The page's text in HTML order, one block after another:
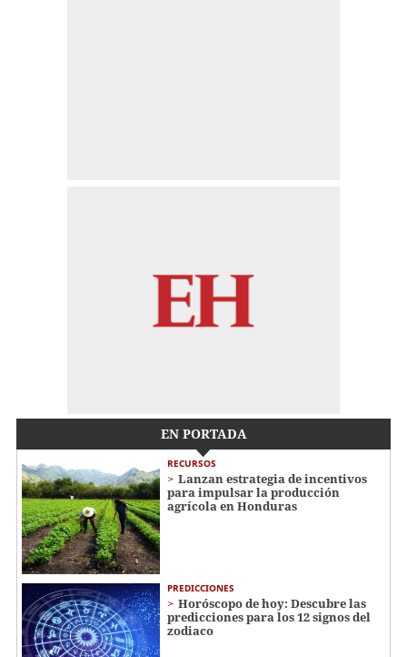
EN PORTADA
RECURSOS
Lanzan estrategia de incentivos
para impulsar la producción
agrícola en Honduras
PREDICCIONES
Horóscopo de hoy: Descubre las
predicciones para los 12 signos del
zodiaco